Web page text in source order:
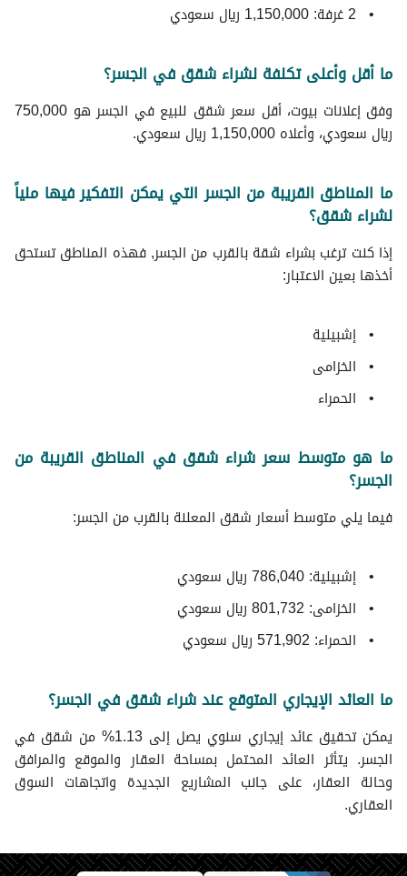
2 غرفة: 1,150,000 ريال سعودي
ما أقل وأعلى تكلفة لشراء شقق في الجسر؟
وفق إعلانات بيوت، أقل سعر شقق للبيع في الجسر هو 750,000
ريال سعودي، وأعلاه 1,150,000 ريال سعودي.
ما المناطق القريبة من الجسر التي يمكن التفكير فيها ملياً
لشراء شقق؟
إذا كنت ترغب بشراء شقة بالقرب من الجسر, فهذه المناطق تستحق
أخذها بعين الاعتبار:
إشبيلية
الخزامى
الحمراء
ما هو متوسط سعر شراء شقق في المناطق القريبة من
الجسر؟
فيما يلي متوسط ​​أسعار شقق المعلنة بالقرب من الجسر:
إشبيلية: 786,040 ريال سعودي
الخزامى: 801,732 ريال سعودي
الحمراء: 571,902 ريال سعودي
ما العائد الإيجاري المتوقع عند شراء شقق في الجسر؟
يمكن تحقيق عائد إيجاري سنوي يصل إلى 1.13% من شقق في
الجسر. يتأثر العائد المحتمل بمساحة العقار والموقع والمرافق
وحالة العقار، على جانب المشاريع الجديدة واتجاهات السوق
العقاري.